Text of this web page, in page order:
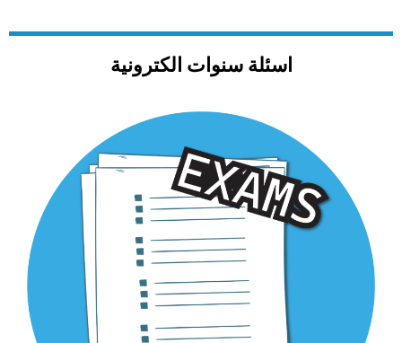
اسئلة سنوات الكترونية